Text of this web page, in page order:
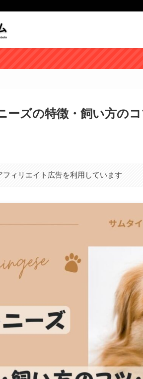
ーズの特徴・飼い方の
フィリエイト広告を利用しています